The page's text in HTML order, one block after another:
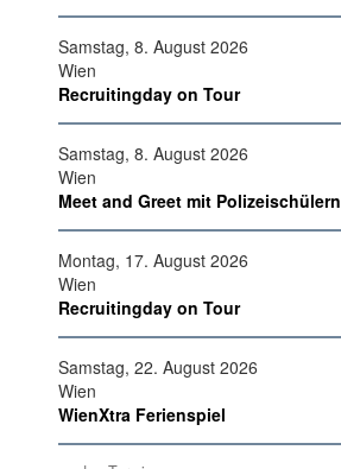
Samstag, 8. August 2026
Wien
Recruitingday on Tour
Samstag, 8. August 2026
Wien
Meet and Greet mit Polizeischülern
Montag, 17. August 2026
Wien
Recruitingday on Tour
Samstag, 22. August 2026
Wien
WienXtra Ferienspiel